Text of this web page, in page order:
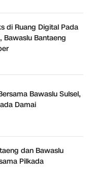
di Ruang Digital Pada
Bawaslu Bantaeng
Bawaslu Sulsel,
Damai
dan Bawaslu
Pilkada